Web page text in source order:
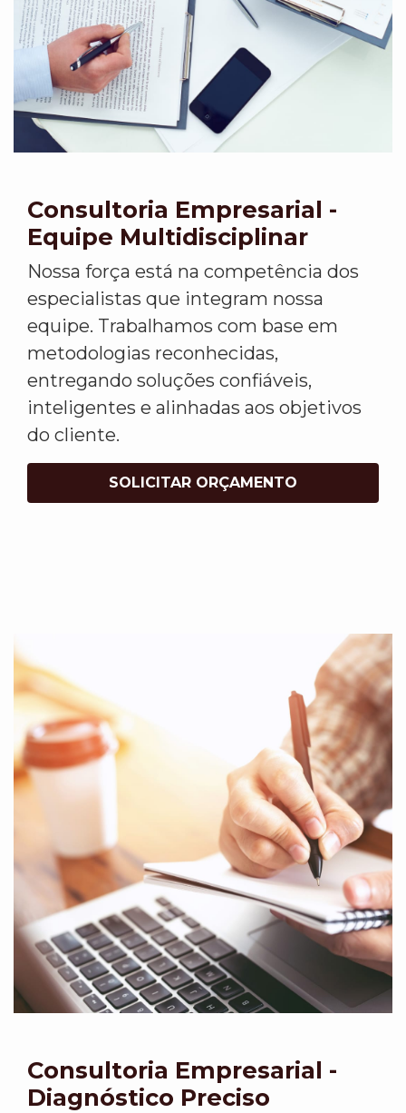
Consultoria Empresarial -
Equipe Multidisciplinar
Nossa força está na competência dos
especialistas que integram nossa
equipe. Trabalhamos com base em
metodologias reconhecidas,
entregando soluções confiáveis,
inteligentes e alinhadas aos objetivos
do cliente.
SOLICITAR ORÇAMENTO
Consultoria Empresarial -
Diagnóstico Preciso